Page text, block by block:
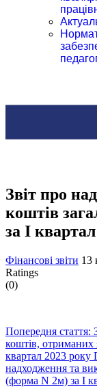
Звіт про
коштів
за I
Фінансові звіти 13
Ratings
(0)
Попередня стаття:
коштів, отриманих
квартал 2023 року
надходження та
(форма N 2м) за I